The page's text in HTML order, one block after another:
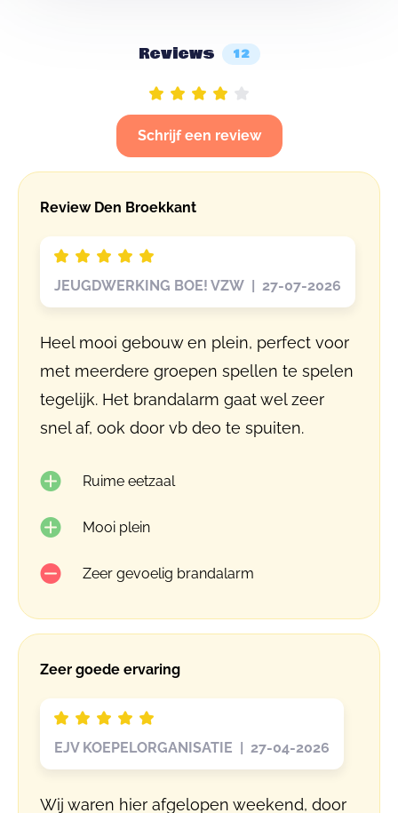
Reviews 12
Schrijf een review
Review Den Broekkant
JEUGDWERKING BOE! VZW | 27-07-2026
Heel mooi gebouw en plein, perfect voor
met meerdere groepen spellen te spelen
tegelijk. Het brandalarm gaat wel zeer
snel af, ook door vb deo te spuiten.
Ruime eetzaal
Mooi plein
Zeer gevoelig brandalarm
Zeer goede ervaring
EJV KOEPELORGANISATIE | 27-04-2026
Wij waren hier afgelopen weekend, door